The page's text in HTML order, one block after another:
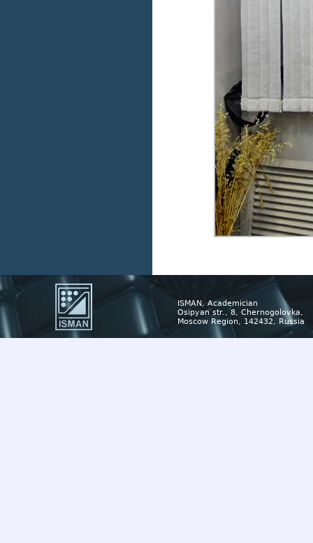
ISMAN, Academician
Osipyan str., 8, Chernogolovka,
Moscow Region, 142432, Russia